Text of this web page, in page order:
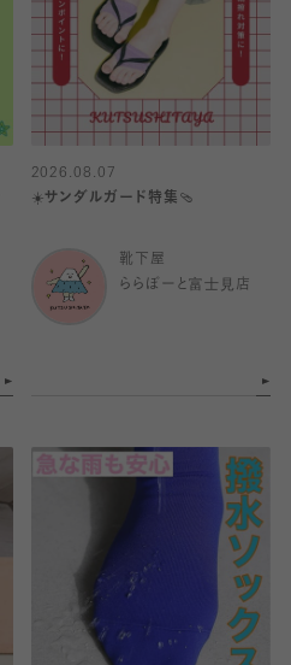
2026.08.07
☀️サンダルガード特集🩴
靴下屋
ららぽーと富士見店